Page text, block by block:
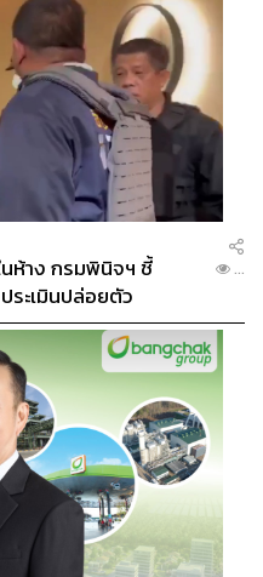
อชา
นักกิจกรรมทางการเมือง
19
โควิด-19
นห้าง กรมพินิจฯ ชี้
ระเมินปล่อยตัว
...